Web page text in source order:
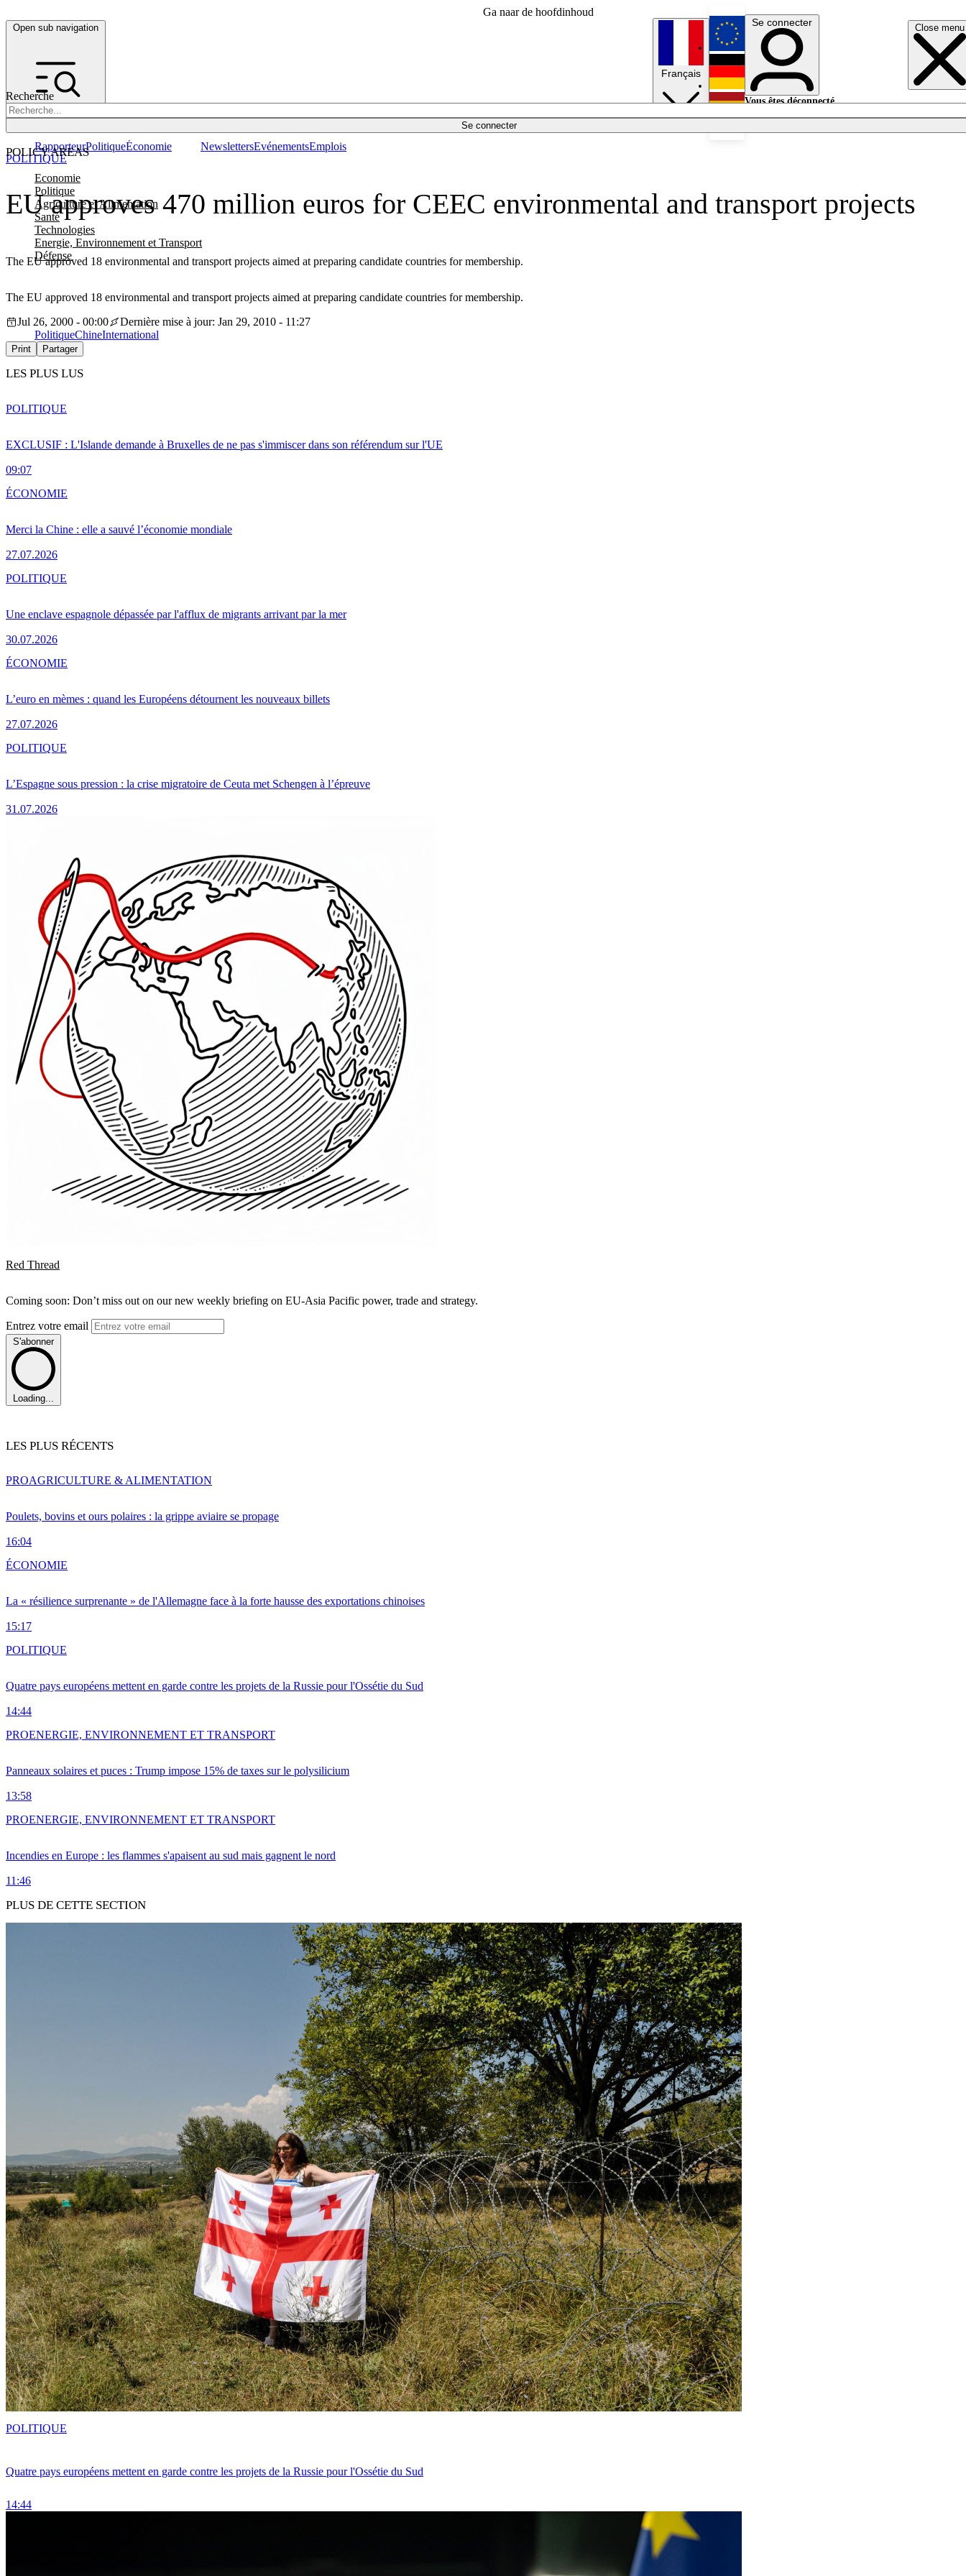
Ga naar de hoofdinhoud
Open sub navigation Close menu
Recherche
Se connecter
POLICY AREAS
Economie
Politique
Agriculture et Alimentation
Santé
Technologies
Energie, Environnement et Transport
Défense
RapporteurPolitiqueÉconomie NewslettersEvénementsEmplois
Français
English
Deutsch
Se connecter
Vous êtes déconnecté.
EU approves 470 million euros for CEEC environmental and transport projects
The EU approved 18 environmental and transport projects aimed at preparing candidate countries for membership.
POLITIQUE
The EU approved 18 environmental and transport projects aimed at preparing candidate countries for membership.
Jul 26, 2000 - 00:00
Dernière mise à jour: Jan 29, 2010 - 11:27
PolitiqueChineInternational
Print Partager
LES PLUS LUS
EXCLUSIF : L'Islande demande à Bruxelles de ne pas s'immiscer dans son référendum sur l'UE
09:07
POLITIQUE
Merci la Chine : elle a sauvé l’économie mondiale
27.07.2026
ÉCONOMIE
Une enclave espagnole dépassée par l'afflux de migrants arrivant par la mer
30.07.2026
POLITIQUE
L’euro en mèmes : quand les Européens détournent les nouveaux billets
27.07.2026
ÉCONOMIE
L’Espagne sous pression : la crise migratoire de Ceuta met Schengen à l’épreuve
31.07.2026
POLITIQUE
Red Thread
Coming soon: Don’t miss out on our new weekly briefing on EU-Asia Pacific power, trade and strategy.
Entrez votre email
S'abonner
Loading...
LES PLUS RÉCENTS
Poulets, bovins et ours polaires : la grippe aviaire se propage
16:04
PROAGRICULTURE & ALIMENTATION
La « résilience surprenante » de l'Allemagne face à la forte hausse des exportations chinoises
15:17
ÉCONOMIE
Quatre pays européens mettent en garde contre les projets de la Russie pour l'Ossétie du Sud
14:44
POLITIQUE
Panneaux solaires et puces : Trump impose 15% de taxes sur le polysilicium
13:58
PROENERGIE, ENVIRONNEMENT ET TRANSPORT
Incendies en Europe : les flammes s'apaisent au sud mais gagnent le nord
11:46
PROENERGIE, ENVIRONNEMENT ET TRANSPORT
PLUS DE CETTE SECTION
Quatre pays européens mettent en garde contre les projets de la Russie pour l'Ossétie du Sud
14:44
POLITIQUE